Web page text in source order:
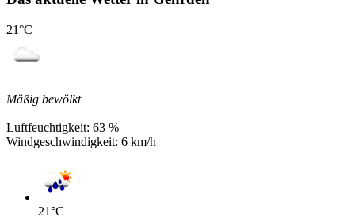
21°C
Mäßig bewölkt
Luftfeuchtigkeit: 63 %
Windgeschwindigkeit: 6 km/h
21°C